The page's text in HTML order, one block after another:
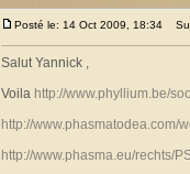
Posté le: 14 Oct 2009, 18:34
Salut Yannick ,
Voila http://www.phyllium.be/
http://www.phasmatodea.com/
http://www.phasma.eu/rechts/